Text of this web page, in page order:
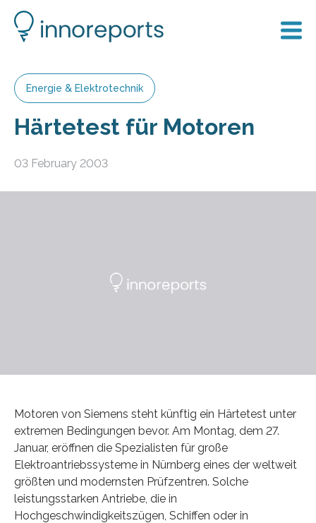
Energie & Elektrotechnik
Härtetest für Motoren
03 February 2003
Motoren von Siemens steht künftig ein Härtetest unter
extremen Bedingungen bevor. Am Montag, dem 27.
Januar, eröffnen die Spezialisten für große
Elektroantriebssysteme in Nürnberg eines der weltweit
größten und modernsten Prüfzentren. Solche
leistungsstarken Antriebe, die in
Hochgeschwindigkeitszügen, Schiffen oder in